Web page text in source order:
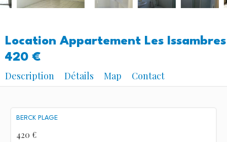
Location Appartement Les Issambres
420 €
Description
Détails Map Contact
BERCK PLAGE
420 €